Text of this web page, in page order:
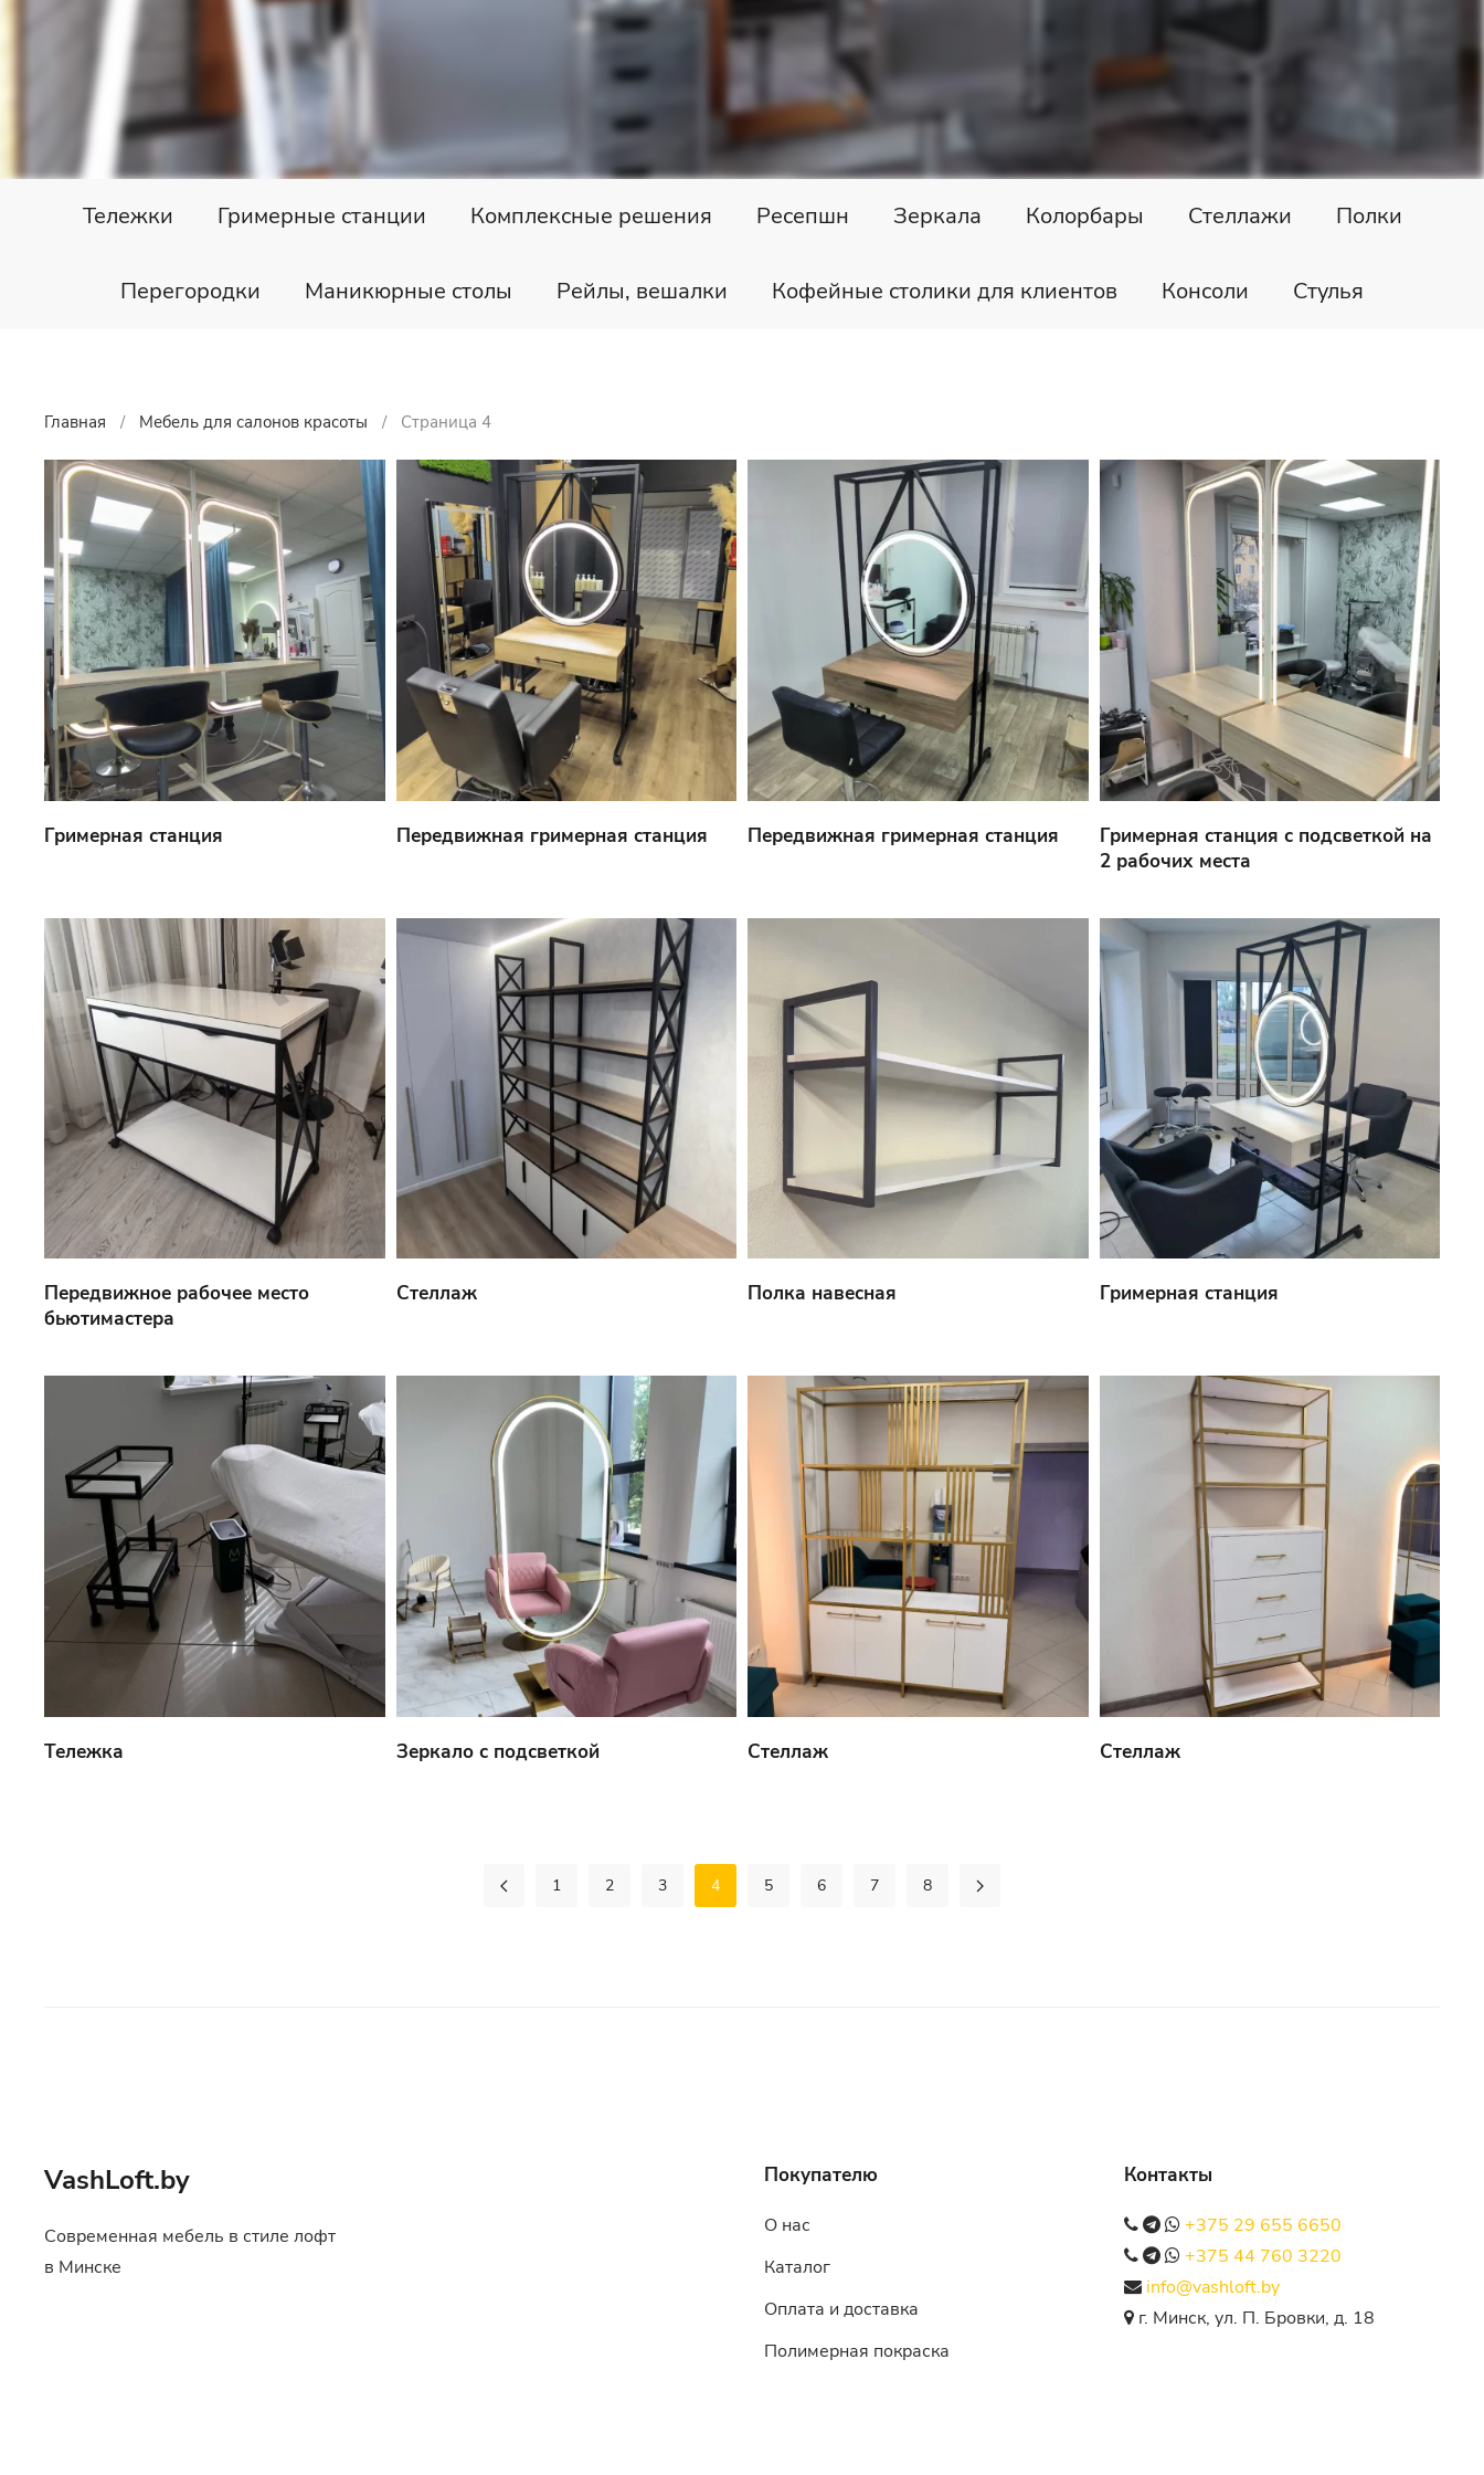
Тележки Гримерные станции Комплексные решения Ресепшн Зеркала Колорбары Стеллажи Полки
Перегородки Маникюрные столы Рейлы, вешалки Кофейные столики для клиентов Консоли Стулья
Главная Мебель для салонов красоты Страница 4
Гримерная станция Передвижная гримерная станция Передвижная гримерная станция
Гримерная станция с подсветкой на
2 рабочих места
Передвижное рабочее место
бьютимастера
Стеллаж Полка навесная Гримерная станция
Тележка Зеркало с подсветкой Стеллаж Стеллаж
1 2 3 4 5 6 7 8
VashLoft.by
Современная мебель в стиле лофт
в Минске
Покупателю
О нас
Каталог
Оплата и доставка
Полимерная покраска
Контакты
+375 29 655 6650
+375 44 760 3220
info@vashloft.by
г. Минск, ул. П. Бровки, д. 18